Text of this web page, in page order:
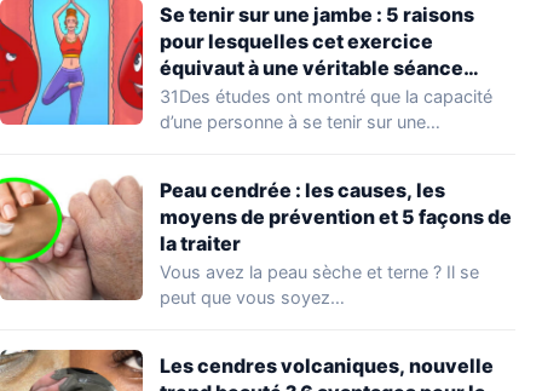
Se tenir sur une jambe : 5 raisons
pour lesquelles cet exercice
équivaut à une véritable séance
d’entraînement
31Des études ont montré que la capacité
d’une personne à se tenir sur une…
Peau cendrée : les causes, les
moyens de prévention et 5 façons de
la traiter
Vous avez la peau sèche et terne ? Il se
peut que vous soyez…
Les cendres volcaniques, nouvelle